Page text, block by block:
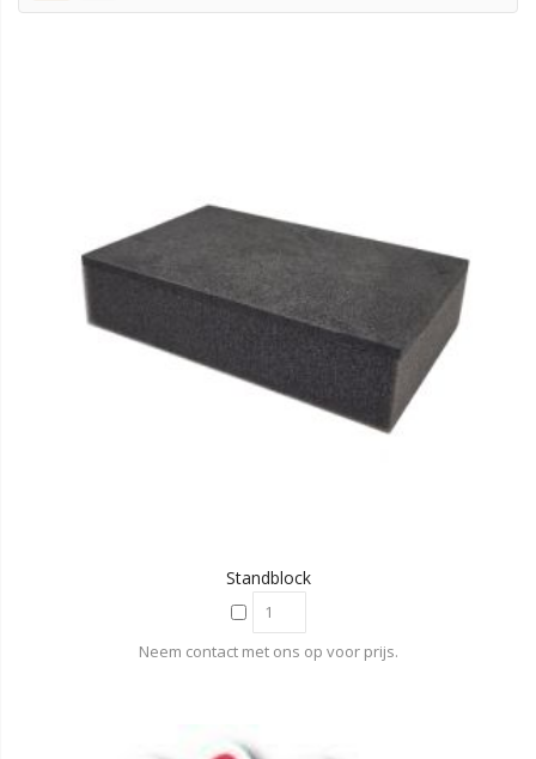
Standblock
Neem contact met ons op voor prijs.